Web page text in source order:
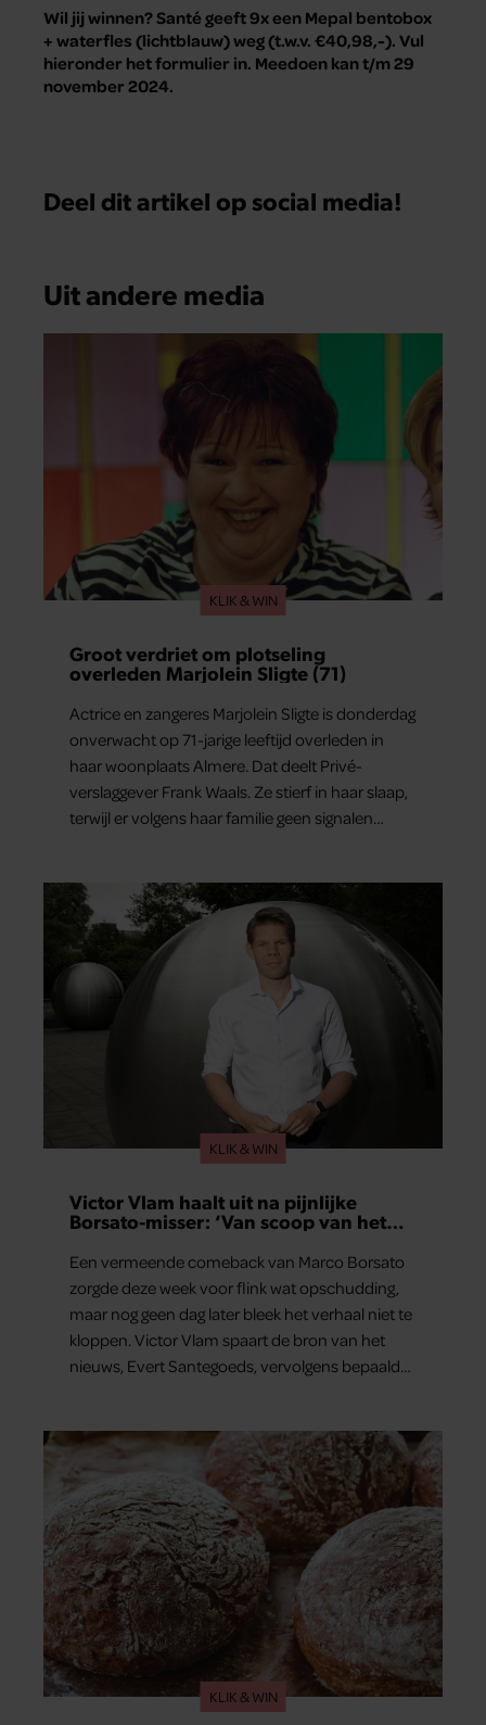
Wil jij winnen? Santé geeft 9x een Mepal bentobox
+ waterfles (lichtblauw) weg (t.w.v. €40,98,-). Vul
hieronder het formulier in. Meedoen kan t/m 29
november 2024.
Deel dit artikel op social media!
Uit andere media
KLIK & WIN
Groot verdriet om plotseling
overleden Marjolein Sligte (71)
Actrice en zangeres Marjolein Sligte is donderdag
onverwacht op 71-jarige leeftijd overleden in
haar woonplaats Almere. Dat deelt Privé-
verslaggever Frank Waals. Ze stierf in haar slaap,
terwijl er volgens haar familie geen signalen
KLIK & WIN
Victor Vlam haalt uit na pijnlijke
Borsato-misser: ‘Van scoop van het
Een vermeende comeback van Marco Borsato
zorgde deze week voor flink wat opschudding,
maar nog geen dag later bleek het verhaal niet te
kloppen. Victor Vlam spaart de bron van het
nieuws, Evert Santegoeds, vervolgens bepaald
KLIK & WIN